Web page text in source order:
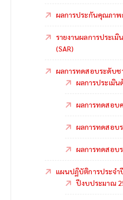
ผลการประกันคุณภาพ
รายงานผลการประเ
(SAR)
ผลการทดสอบระดับช
ผลการประเมิ
ผลการทดสอบ
ผลการทดสอบ
ผลการทดสอบ
แผนปฏิบัติการประจำ
ปีงบประมาณ